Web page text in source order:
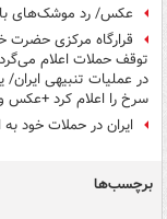
عکس/ رد موشک‌های
قرارگاه مرکزی حضرت
در عملیات تنبیهی
سرخ را اعلام کرد +عکس
ایران در حملات خود
برچسب‌ها